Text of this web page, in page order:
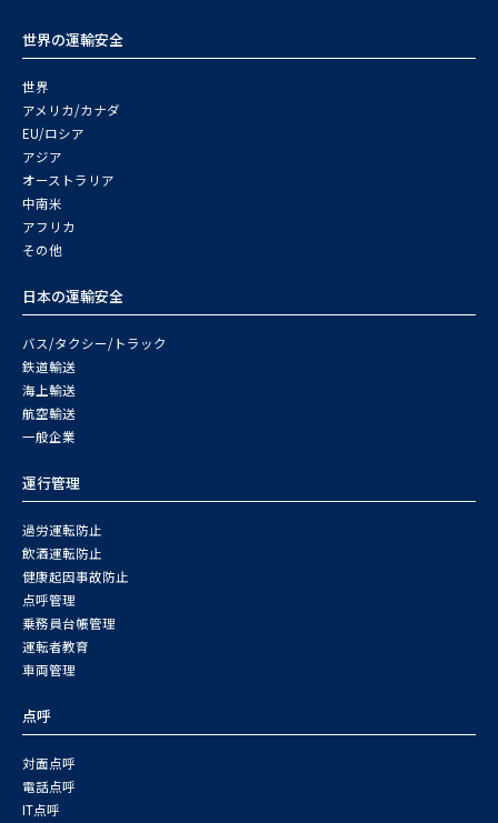
世界の運輸安全
世界
アメリカ/カナダ
EU/ロシア
アジア
オーストラリア
中南米
アフリカ
その他
日本の運輸安全
バス/タクシー/トラック
鉄道輸送
海上輸送
航空輸送
一般企業
運行管理
過労運転防止
飲酒運転防止
健康起因事故防止
点呼管理
乗務員台帳管理
運転者教育
車両管理
点呼
対面点呼
電話点呼
IT点呼